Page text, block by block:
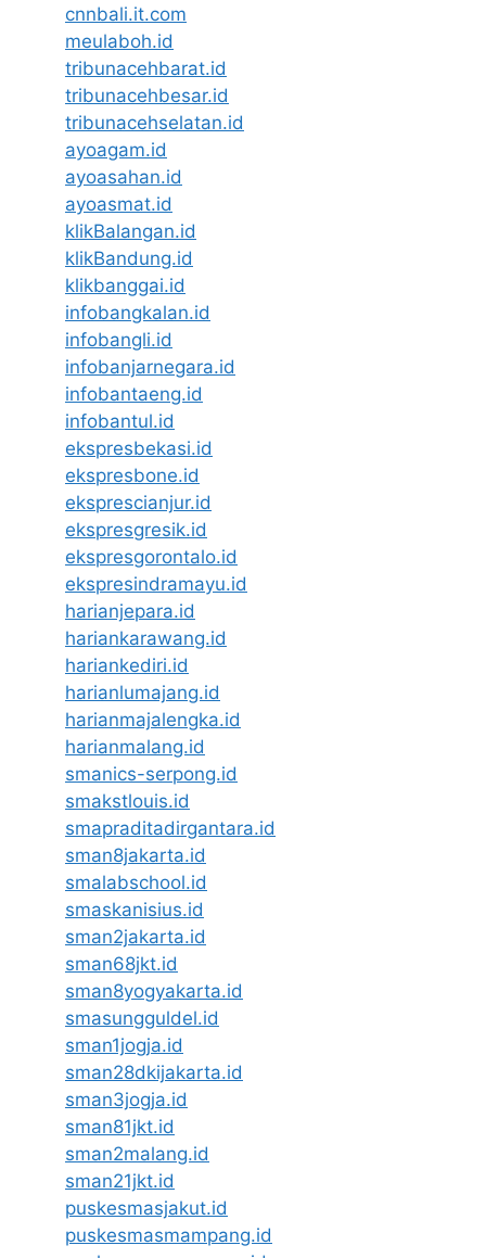
cnnbali.it.com
meulaboh.id
tribunacehbarat.id
tribunacehbesar.id
tribunacehselatan.id
ayoagam.id
ayoasahan.id
ayoasmat.id
klikBalangan.id
klikBandung.id
klikbanggai.id
infobangkalan.id
infobangli.id
infobanjarnegara.id
infobantaeng.id
infobantul.id
ekspresbekasi.id
ekspresbone.id
eksprescianjur.id
ekspresgresik.id
ekspresgorontalo.id
ekspresindramayu.id
harianjepara.id
hariankarawang.id
hariankediri.id
harianlumajang.id
harianmajalengka.id
harianmalang.id
smanics-serpong.id
smakstlouis.id
smapraditadirgantara.id
sman8jakarta.id
smalabschool.id
smaskanisius.id
sman2jakarta.id
sman68jkt.id
sman8yogyakarta.id
smasungguldel.id
sman1jogja.id
sman28dkijakarta.id
sman3jogja.id
sman81jkt.id
sman2malang.id
sman21jkt.id
puskesmasjakut.id
puskesmasmampang.id